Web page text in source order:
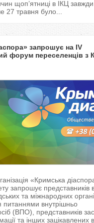
щоп’ятниці в ІКЦ завжди
27 травня було...
запрошує на IV
форум переселенців з
«Кримська
запрошує представників
та міжнародних
питаннями внутрішньо
(ВПО), представників
та інших зацікавлених